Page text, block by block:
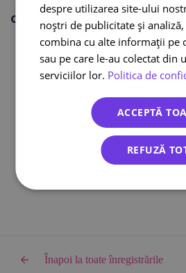
Citește și:
Curier international
Curier online
DPD curier
Integrari eCommerce
Lockere FANbox
Transport bicicleta curier
Cargus livreaza sambata
Înapoi la toate înregistrările
despre utilizarea site-ului
noștri de publicitate și
combina cu alte informații pe
sau pe care le-au colectat din
serviciilor lor. Politica de
ACCEPTĂ
REFUZĂ